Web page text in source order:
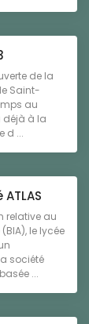
de la
Saint-
au
déjà à la
d ...
relative au
le lycée
société
...